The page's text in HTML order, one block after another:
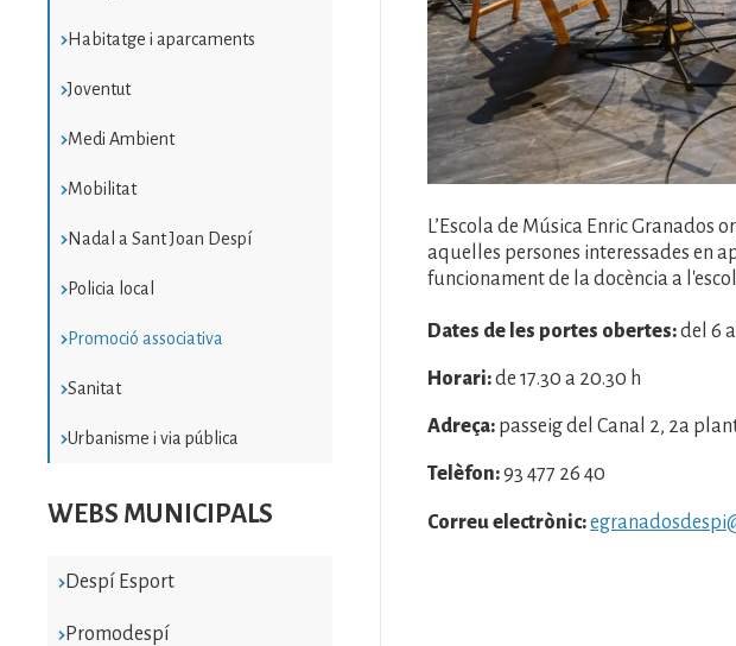
Habitatge i aparcaments
Joventut
Medi Ambient
Mobilitat
Nadal a Sant Joan Despí
Policia local
Promoció associativa
Sanitat
Urbanisme i via pública
WEBS MUNICIPALS
Despí Esport
Promodespí
L’Escola de Música Enric
aquelles persones interessades en
funcionament de la docència a
Dates de les portes obertes:del 6
Horari:de 17.30 a 20.30 h
Adreça: passeig del Canal 2, 2a
Telèfon:93 477 26 40
Correu electrònic: